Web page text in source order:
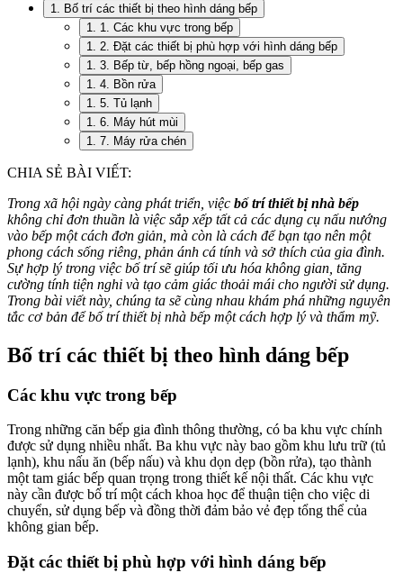
1. Bố trí các thiết bị theo hình dáng bếp
1. 1. Các khu vực trong bếp
1. 2. Đặt các thiết bị phù hợp với hình dáng bếp
1. 3. Bếp từ, bếp hồng ngoại, bếp gas
1. 4. Bồn rửa
1. 5. Tủ lạnh
1. 6. Máy hút mùi
1. 7. Máy rửa chén
CHIA SẺ BÀI VIẾT:
Trong xã hội ngày càng phát triển, việc bố trí thiết bị nhà bếp
không chỉ đơn thuần là việc sắp xếp tất cả các dụng cụ nấu nướng
vào bếp một cách đơn giản, mà còn là cách để bạn tạo nên một
phong cách sống riêng, phản ánh cá tính và sở thích của gia đình.
Sự hợp lý trong việc bố trí sẽ giúp tối ưu hóa không gian, tăng
cường tính tiện nghi và tạo cảm giác thoải mái cho người sử dụng.
Trong bài viết này, chúng ta sẽ cùng nhau khám phá những nguyên
tắc cơ bản để bố trí thiết bị nhà bếp một cách hợp lý và thẩm mỹ.
Bố trí các thiết bị theo hình dáng bếp
Các khu vực trong bếp
Trong những căn bếp gia đình thông thường, có ba khu vực chính
được sử dụng nhiều nhất. Ba khu vực này bao gồm khu lưu trữ (tủ
lạnh), khu nấu ăn (bếp nấu) và khu dọn dẹp (bồn rửa), tạo thành
một tam giác bếp quan trọng trong thiết kế nội thất. Các khu vực
này cần được bố trí một cách khoa học để thuận tiện cho việc di
chuyển, sử dụng bếp và đồng thời đảm bảo vẻ đẹp tổng thể của
không gian bếp.
Đặt các thiết bị phù hợp với hình dáng bếp